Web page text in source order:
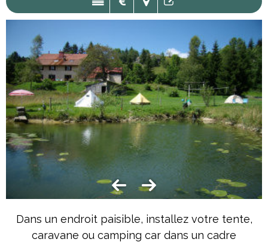
Dans un endroit paisible, installez votre tente,
caravane ou camping car dans un cadre